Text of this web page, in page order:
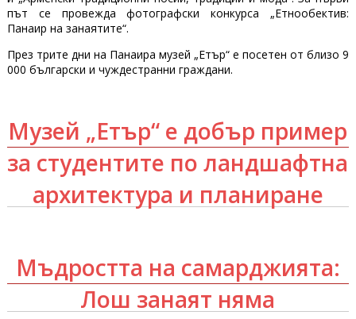
път се провежда фотографски конкурса „Етнообектив:
Панаир на занаятите“.
През трите дни на Панаира музей „Етър“ е посетен от близо 9
000 български и чуждестранни граждани.
Музей „Етър“ е добър пример
за студентите по ландшафтна
архитектура и планиране
Мъдростта на самарджията:
Лош занаят няма